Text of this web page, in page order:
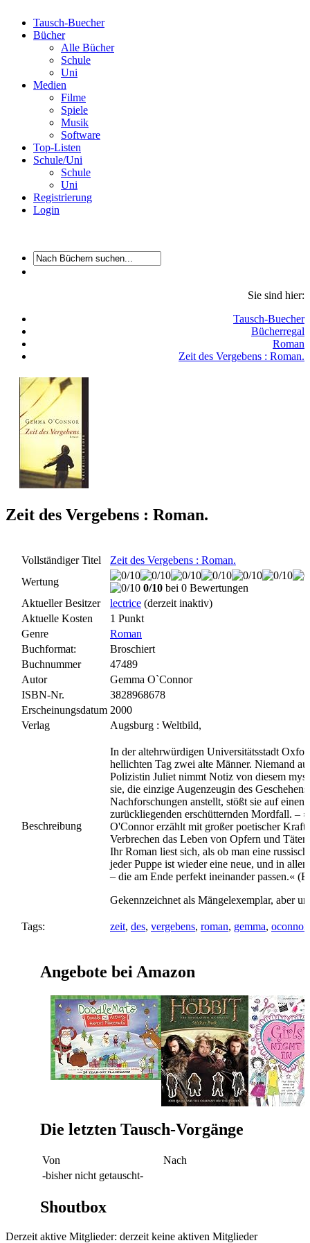
Tausch-Buecher
Bücher
Alle Bücher
Schule
Uni
Medien
Filme
Spiele
Musik
Software
Top-Listen
Schule/Uni
Schule
Uni
Registrierung
Login
Sie sind hier:
Tausch-Buecher
Bücherregal
Roman
Zeit des Vergebens : Roman.
Zeit des Vergebens : Roman.
Vollständiger Titel
Zeit des Vergebens : Roman.
Wertung
0/10 bei 0 Bewertungen
Aktueller Besitzer
lectrice (derzeit inaktiv)
Aktuelle Kosten
1 Punkt
Genre
Roman
Buchformat:
Broschiert
Buchnummer
47489
Autor
Gemma O`Connor
ISBN-Nr.
3828968678
Erscheinungsdatum 2000
Verlag
Augsburg : Weltbild,
Beschreibung
In der altehrwürdigen Universitätsstadt
hellichten Tag zwei alte Männer. Niemand
Polizistin Juliet nimmt Notiz von diesem
sie, die einzige Augenzeugin des
Nachforschungen anstellt, stößt sie auf einen
zurückliegenden erschütternden Mordfall. –
O'Connor erzählt mit großer poetischer
Verbrechen das Leben von Opfern und
Ihr Roman liest sich, als ob man eine
jeder Puppe ist wieder eine neue, und in
– die am Ende perfekt ineinander passen.«
Gekennzeichnet als Mängelexemplar, aber
Tags: zeit, des, vergebens, roman, gemma, oconnor
Angebote bei Amazon
Die letzten Tausch-Vorgänge
Von
Nach
-bisher nicht getauscht-
Shoutbox
Derzeit aktive Mitglieder: derzeit keine aktiven Mitglieder